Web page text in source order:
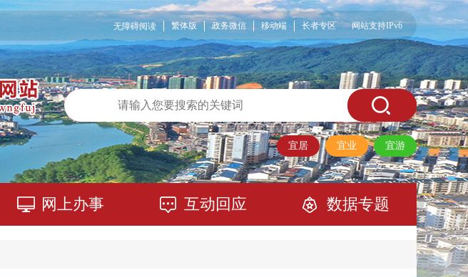
网站支持IPv6
无障碍阅读 繁体版 政务微信 移动端 长者专区
宜居 宜业 宜游
网上办事 互动回应 数据专题